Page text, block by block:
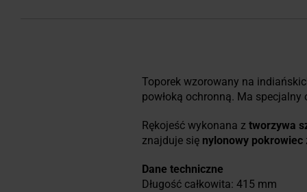
Toporek wzorowany na
powłoką ochronną. Ma specjalny
Rękojeść wykonana z tworzywa
znajduje się nylonowy pokrowiec
Dane techniczne
Długość całkowita: 415 mm